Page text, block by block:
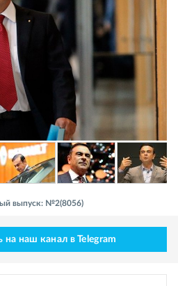
выпуск: №2(8056)
наш канал в Telegram